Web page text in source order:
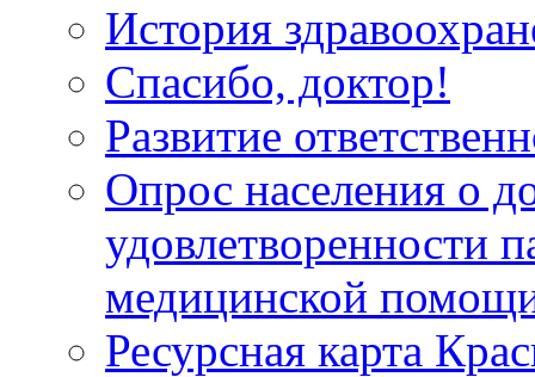
История
Спасибо, доктор!
Развитие
Опрос населения о
удовлетворенности
медицинской
Ресурсная карта